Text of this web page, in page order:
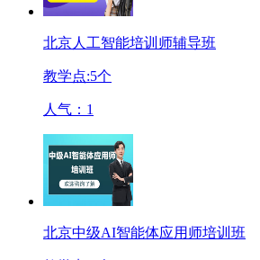
北京人工智能培训师辅导班
教学点:5个
人气： 1
北京中级AI智能体应用师培训班